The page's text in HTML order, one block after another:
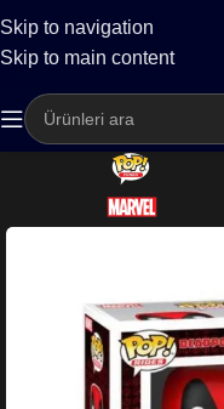
Skip to navigation
Skip to main content